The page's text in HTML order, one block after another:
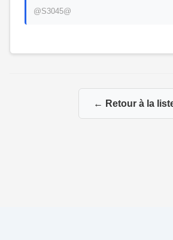
@S3045@
← Retour à la